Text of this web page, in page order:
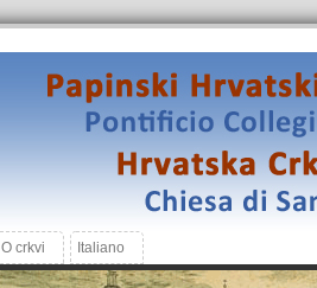
O crkvi Italiano